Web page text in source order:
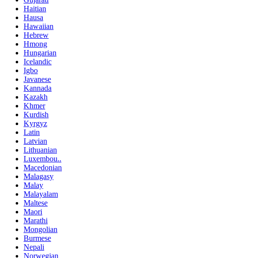
Haitian
Hausa
Hawaiian
Hebrew
Hmong
Hungarian
Icelandic
Igbo
Javanese
Kannada
Kazakh
Khmer
Kurdish
Kyrgyz
Latin
Latvian
Lithuanian
Luxembou..
Macedonian
Malagasy
Malay
Malayalam
Maltese
Maori
Marathi
Mongolian
Burmese
Nepali
Norwegian